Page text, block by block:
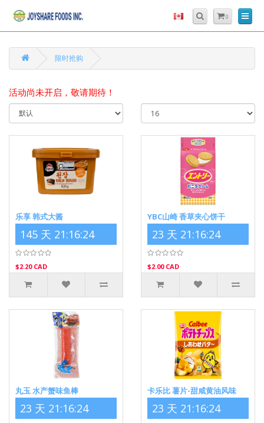
0
限时抢购
活动尚未开启，敬请期待！
乐享 韩式大酱
145 天 21:16:24
$2.20 CAD
YBC山崎 香草夹心饼干
23 天 21:16:24
$2.00 CAD
丸玉 水产蟹味鱼棒
23 天 21:16:24
卡乐比 薯片-甜咸黄油风味
23 天 21:16:24